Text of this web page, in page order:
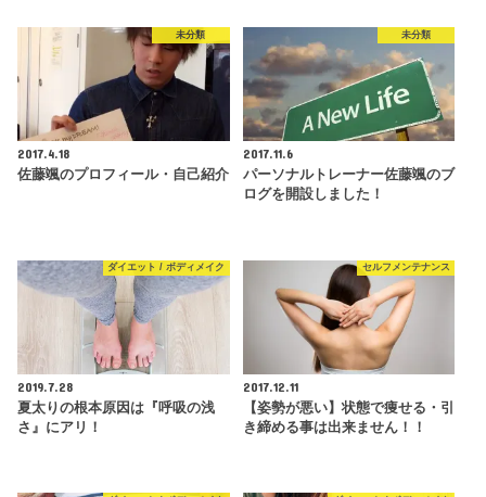
未分類
2017.4.18
佐藤颯のプロフィール・自己紹介
未分類
2017.11.6
パーソナルトレーナー佐藤颯のブ
ログを開設しました！
ダイエット / ボディメイク
2019.7.28
夏太りの根本原因は『呼吸の浅
さ』にアリ！
セルフメンテナンス
2017.12.11
【姿勢が悪い】状態で痩せる・引
き締める事は出来ません！！